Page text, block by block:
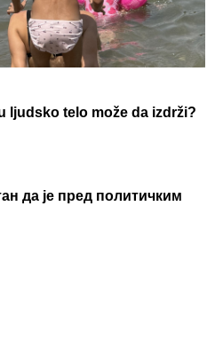
ljudsko telo može da izdrži?
да је пред политичким